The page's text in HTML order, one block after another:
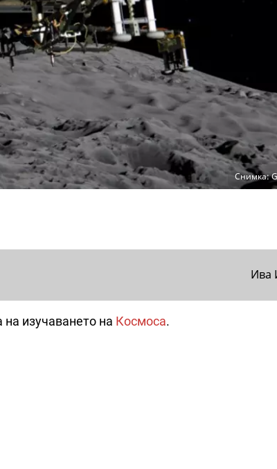
Снимка:
Ива
изучаването на Космоса.